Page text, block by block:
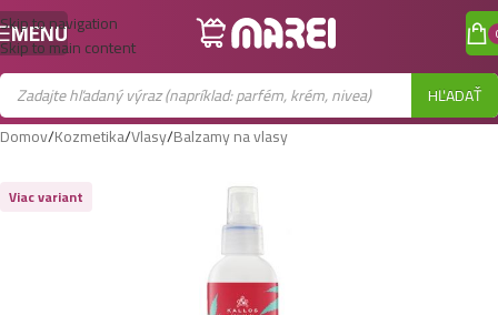
Skip to navigation
Skip to main content
MENU
HĽADAŤ
Domov/Kozmetika/Vlasy/Balzamy na vlasy
Viac variant